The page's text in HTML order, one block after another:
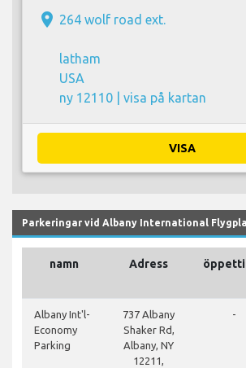
place 264 wolf road ext.
latham
USA
ny 12110 | visa på kartan
VISA
Parkeringar vid Albany International
namn Adress
Albany Int'l-
Economy
Parking
737 Albany
Shaker Rd,
Albany, NY
12211,
-